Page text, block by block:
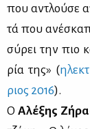
που αντλού­σε
τά που
σύ­ρει την πιο
ρία της» (
ριος 2016).
Ο Aλέ­ξης